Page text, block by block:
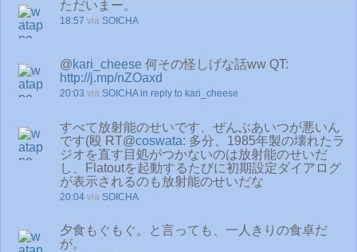
ただいまー。
18:57 via SOICHA
@kari_cheese 何その怪しげな話ww QT:
http://j.mp/nZOaxd
20:03 via SOICHA in reply to kari_cheese
すべて放射能のせいです、ぜんぶあいつが悪いん
です(殴 RT@coswata: 多分、1985年製の壊れたラ
ジオを直す目処がつかないのは放射能のせいだ
し、Flatoutを起動するたびに初期設定ダイアログ
が表示されるのも放射能のせいだな
20:04 via SOICHA
夕食もぐもぐ。と言っても、一人きりの食卓だ
が。